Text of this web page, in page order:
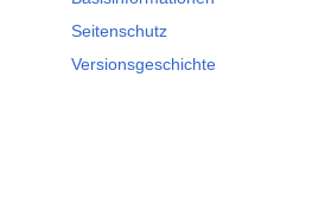
Seitenschutz
Versionsgeschichte